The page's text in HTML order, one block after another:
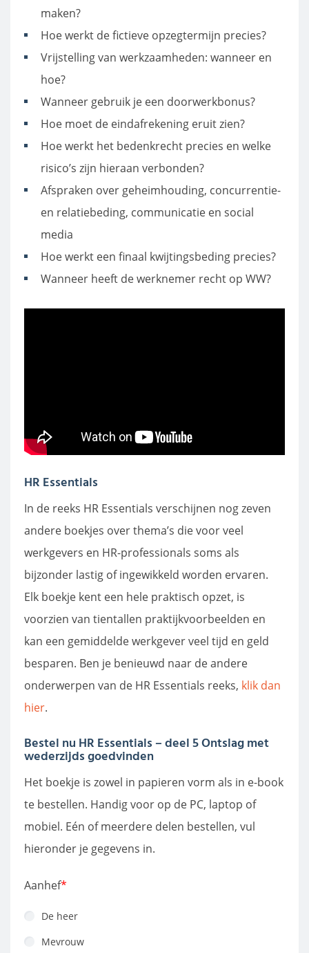
maken?
Hoe werkt de fictieve opzegtermijn precies?
Vrijstelling van werkzaamheden: wanneer en
hoe?
Wanneer gebruik je een doorwerkbonus?
Hoe moet de eindafrekening eruit zien?
Hoe werkt het bedenkrecht precies en welke
risico’s zijn hieraan verbonden?
Afspraken over geheimhouding, concurrentie-
en relatiebeding, communicatie en social
media
Hoe werkt een finaal kwijtingsbeding precies?
Wanneer heeft de werknemer recht op WW?
HR Essentials
In de reeks HR Essentials verschijnen nog zeven
andere boekjes over thema’s die voor veel
werkgevers en HR-professionals soms als
bijzonder lastig of ingewikkeld worden ervaren.
Elk boekje kent een hele praktisch opzet, is
voorzien van tientallen praktijkvoorbeelden en
kan een gemiddelde werkgever veel tijd en geld
besparen. Ben je benieuwd naar de andere
onderwerpen van de HR Essentials reeks, klik dan
hier.
Bestel nu HR Essentials – deel 5 Ontslag met
wederzijds goedvinden
Het boekje is zowel in papieren vorm als in e-book
te bestellen. Handig voor op de PC, laptop of
mobiel. Eén of meerdere delen bestellen, vul
hieronder je gegevens in.
Aanhef*
De heer
Mevrouw